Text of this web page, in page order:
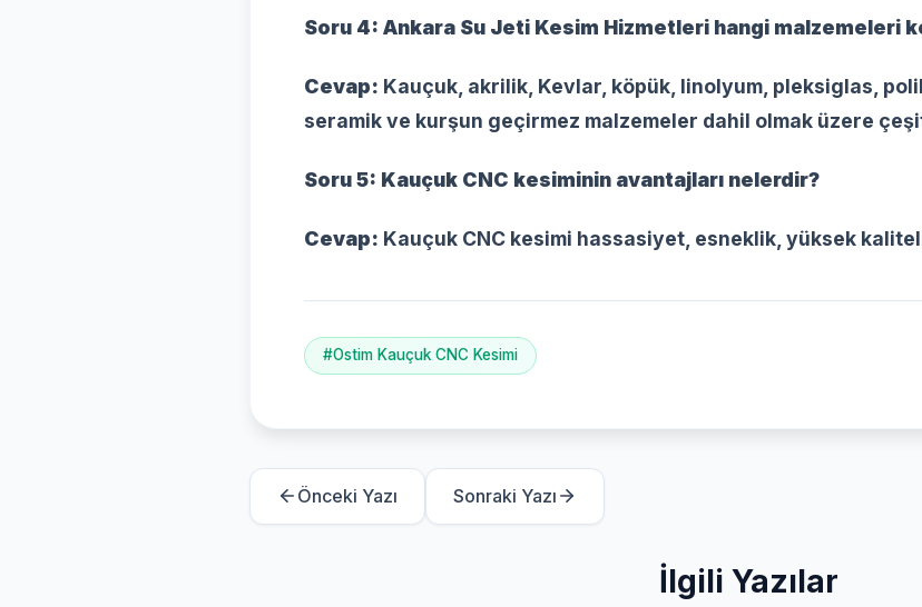
Soru 4: Ankara Su Jeti Kesim Hizmetleri hangi malzemeleri
Cevap: Kauçuk, akrilik, Kevlar, köpük, linolyum, pleksiglas,
seramik ve kurşun geçirmez malzemeler dahil olmak üzere
Soru 5: Kauçuk CNC kesiminin avantajları nelerdir?
Cevap: Kauçuk CNC kesimi hassasiyet, esneklik, yüksek
#Ostim Kauçuk CNC Kesimi
Önceki Yazı Sonraki Yazı
İlgili Yazılar